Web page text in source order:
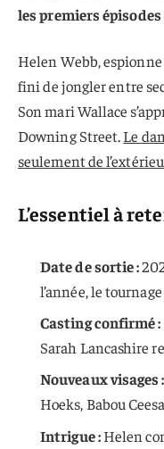
les premiers
Helen Webb, espionne
fini de jongler entre
Son mari Wallace
Downing Street.Le
seulement de
L’essentiel à
Date de sortie :
l’année, le
Casting confirmé :
Sarah Lancashire
Nouveaux visages :
Hoeks, Babou
Intrigue :Helen